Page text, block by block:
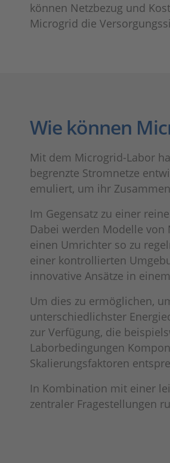
können Netzbezug und
Microgrid die
Wie können
Mit dem Microgrid-Labor
begrenzte Stromnetze
emuliert, um ihr
Im Gegensatz zu einer
Dabei werden Modelle
einen Umrichter so zu
einer kontrollierten
innovative Ansätze in
Um dies zu ermöglichen,
unterschiedlichster
zur Verfügung, die
Laborbedingungen
Skalierungsfaktoren
In Kombination mit einer
zentraler Fragestellungen